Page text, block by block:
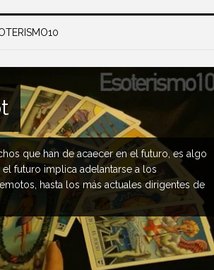
que han de acaecer en el futuro, es algo
futuro implica adelantarse a los
hasta los más actuales dirigentes de